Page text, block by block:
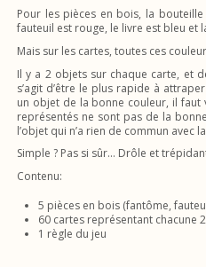
Pour les pièces en bois, la
fauteuil est rouge, le livre est bleu et
Mais sur les cartes, toutes ces
Il y a 2 objets sur chaque carte, et
s’agit d’être le plus rapide à
un objet de la bonne couleur, il faut
représentés ne sont pas de la
l’objet qui n’a rien de commun avec
Simple ? Pas si sûr… Drôle et
Contenu:
5 pièces en bois (fantôme,
60 cartes représentant chacune
1 règle du jeu